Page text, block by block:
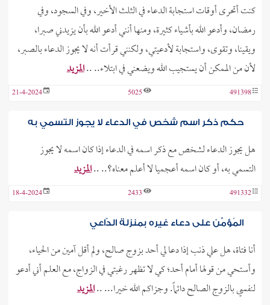
كنت أتحرى أوقات استجابة الدعاء في الثلث الأخير، وفي السجود، وفي
رمضان، وأدعو الله بأشياء كثيرة، ومنها أنني أدعو الله بأن يزيدني صبرا،
ويقينا، وتقوى، واستجابة لأدعيتي، ولكنني قرأت أنه لا يجوز الدعاء بالصبر،
لأن من الممكن أن يستجيب الله ويضعني في ابتلاء.. ..المزيد
491398
5025
21-4-2024
حكم ذكر اسم شخص في الدعاء لا يجوز التسمي به
هل يجوز الدعاء لشخص مع ذكر اسمه في الدعاء إذا كان اسمه لا يجوز
التسمي به، أو كان اسمه أعجميا لا أعلم معناه؟.. ..المزيد
491332
2433
18-4-2024
المُؤمِّن على دعاء غيره بمنزلة الدّاعي
أنا فتاة، هل علي ذنب إذا دعا لي أحد بزوج صالح، ولم أقل آمين من الحياء،
وأستحي من قولها أمام أحد؛ كي لا تظهر رغبتي في الزواج، مع العلم أني أدعو
لنفسي بالزوج الصالح دائماً. وجزاكم الله خيرا... ..المزيد